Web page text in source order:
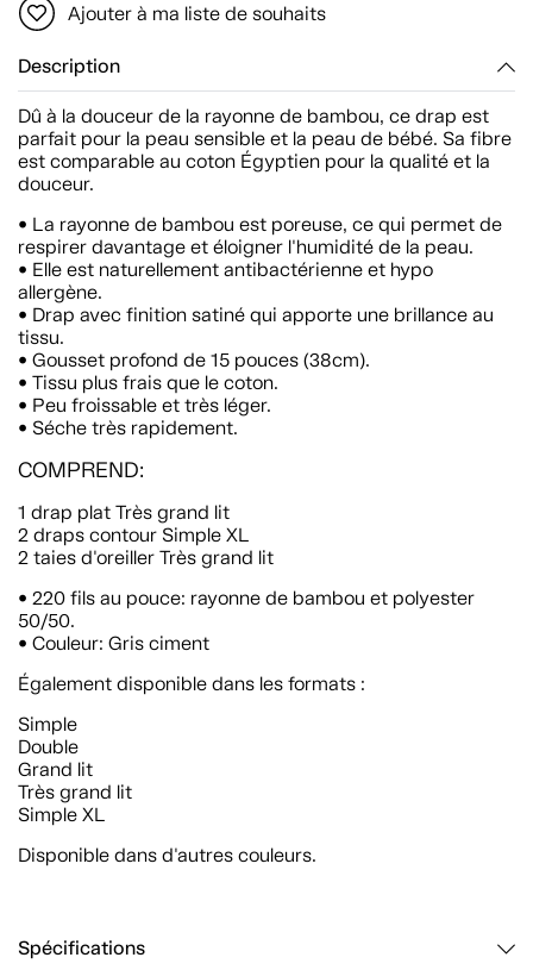
Ajouter à ma liste de souhaits
Description
Dû à la douceur de la rayonne de bambou, ce drap est
parfait pour la peau sensible et la peau de bébé. Sa fibre
est comparable au coton Égyptien pour la qualité et la
douceur.
• La rayonne de bambou est poreuse, ce qui permet de
respirer davantage et éloigner l'humidité de la peau.
• Elle est naturellement antibactérienne et hypo
allergène.
• Drap avec finition satiné qui apporte une brillance au
tissu.
• Gousset profond de 15 pouces (38cm).
• Tissu plus frais que le coton.
• Peu froissable et très léger.
• Séche très rapidement.
COMPREND:
1 drap plat Très grand lit
2 draps contour Simple XL
2 taies d'oreiller Très grand lit
• 220 fils au pouce: rayonne de bambou et polyester
50/50.
• Couleur: Gris ciment
Également disponible dans les formats :
Simple
Double
Grand lit
Très grand lit
Simple XL
Disponible dans d'autres couleurs.
Spécifications